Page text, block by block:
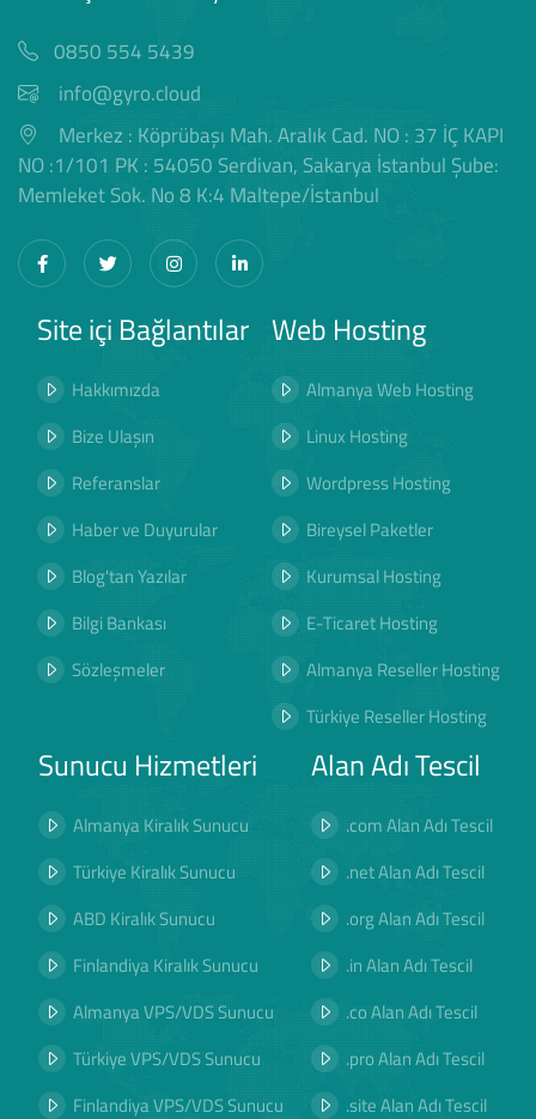
0850 554 5439
info@gyro.cloud
Merkez : Köprübaşı Mah. Aralık Cad. NO : 37 İÇ KAPI
NO :1/101 PK : 54050 Serdivan, Sakarya İstanbul Şube:
Memleket Sok. No 8 K:4 Maltepe/İstanbul
Site içi Bağlantılar
Hakkımızda
Bize Ulaşın
Referanslar
Haber ve Duyurular
Blog'tan Yazılar
Bilgi Bankası
Sözleşmeler
Web Hosting
Almanya Web Hosting
Linux Hosting
Wordpress Hosting
Bireysel Paketler
Kurumsal Hosting
E-Ticaret Hosting
Almanya Reseller Hosting
Türkiye Reseller Hosting
Sunucu Hizmetleri
Almanya Kiralık Sunucu
Türkiye Kiralık Sunucu
ABD Kiralık Sunucu
Finlandiya Kiralık Sunucu
Almanya VPS/VDS Sunucu
Türkiye VPS/VDS Sunucu
Finlandiya VPS/VDS Sunucu
Alan Adı Tescil
.com Alan Adı Tescil
.net Alan Adı Tescil
.org Alan Adı Tescil
.in Alan Adı Tescil
.co Alan Adı Tescil
.pro Alan Adı Tescil
.site Alan Adı Tescil